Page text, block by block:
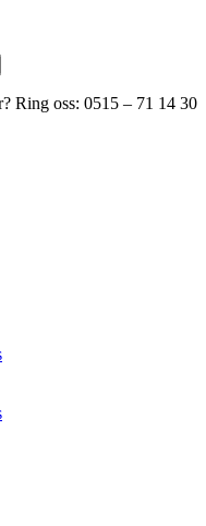
Ring oss: 0515 – 71 14 30